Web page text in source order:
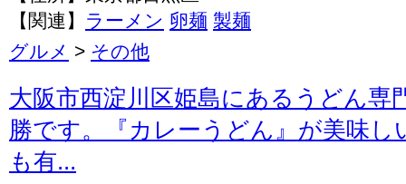
【関連】 ラーメン 卵麺 製麺
グルメ > その他
大阪市西淀川区姫島にあるうどん専
勝です。『カレーうどん』が美味し
も有...